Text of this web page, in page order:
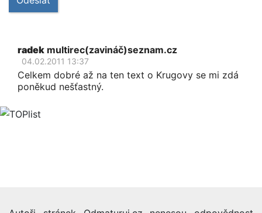
radek multirec(zavináč)seznam.cz
04.02.2011 13:37
Celkem dobré až na ten text o Krugovy se mi zdá
poněkud nešťastný.